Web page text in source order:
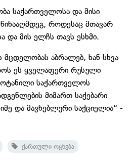
საქართველოსა და მისი
როდესაც მთავარ
და მის ელჩს თავს ესხმი.
მცდელობას აბრალებ, ხან სხვა
ეს ყველაფერი რუსული
საქართველოს
მიმართ საქებარი
და მავნებლური საქციელია“ -
ქართული ოცნება